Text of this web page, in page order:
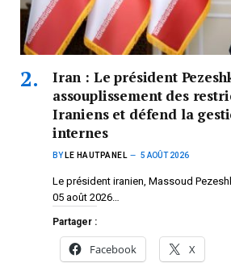
Iran : Le président
assouplissement des
Iraniens et défend la
internes
BY LE HAUTPANEL 5 AOÛT 2026
Le président iranien, Massoud
05 août 2026…
Partager :
Facebook X